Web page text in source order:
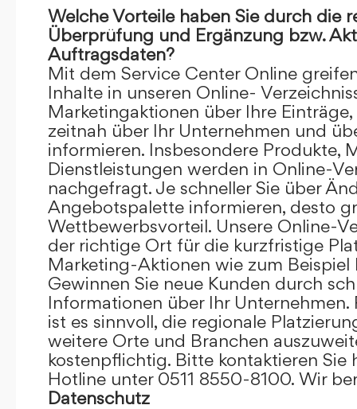
Welche Vorteile haben Sie durch die
Überprüfung und Ergänzung bzw.
Auftragsdaten?
Mit dem Service Center Online
Inhalte in unseren Online-
Marketingaktionen über Ihre
zeitnah über Ihr Unternehmen und
informieren. Insbesondere Produkte,
Dienstleistungen werden in Online-
nachgefragt. Je schneller Sie über
Angebotspalette informieren, desto
Wettbewerbsvorteil. Unsere Online-
der richtige Ort für die kurzfristige
Marketing-Aktionen wie zum Beispiel
Gewinnen Sie neue Kunden durch
Informationen über Ihr Unternehmen.
ist es sinnvoll, die regionale
weitere Orte und Branchen
kostenpflichtig. Bitte kontaktieren Sie
Hotline unter 0511 8550-8100. Wir
Datenschutz